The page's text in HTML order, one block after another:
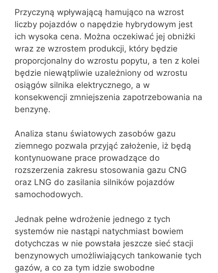
Przyczyną wpływającą hamująco na wzrost
liczby pojazdów o napędzie hybrydowym jest
ich wysoka cena. Można oczekiwać jej obniżki
wraz ze wzrostem produkcji, który będzie
proporcjonalny do wzrostu popytu, a ten z kolei
będzie niewątpliwie uzależniony od wzrostu
osiągów silnika elektrycznego, a w
konsekwencji zmniejszenia zapotrzebowania na
benzynę.
Analiza stanu światowych zasobów gazu
ziemnego pozwala przyjąć założenie, iż będą
kontynuowane prace prowadzące do
rozszerzenia zakresu stosowania gazu CNG
oraz LNG do zasilania silników pojazdów
samochodowych.
Jednak pełne wdrożenie jednego z tych
systemów nie nastąpi natychmiast bowiem
dotychczas w nie powstała jeszcze sieć stacji
benzynowych umożliwiających tankowanie tych
gazów, a co za tym idzie swobodne